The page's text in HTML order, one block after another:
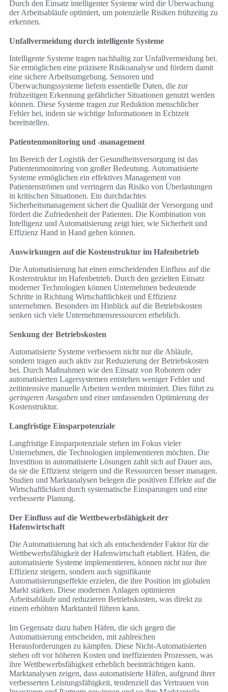
Durch den Einsatz intelligenter Systeme wird die Überwachung
der Arbeitsabläufe optimiert, um potenzielle Risiken frühzeitig zu
erkennen.
Unfallvermeidung durch intelligente Systeme
Intelligente Systeme tragen nachhaltig zur Unfallvermeidung bei.
Sie ermöglichen eine präzisere Risikoanalyse und fördern damit
eine sichere Arbeitsumgebung. Sensoren und
Überwachungssysteme liefern essentielle Daten, die zur
frühzeitigen Erkennung gefährlicher Situationen genutzt werden
können. Diese Systeme tragen zur Reduktion menschlicher
Fehler bei, indem sie wichtige Informationen in Echtzeit
bereitstellen.
Patientenmonitoring und -management
Im Bereich der Logistik der Gesundheitsversorgung ist das
Patientenmonitoring von großer Bedeutung. Automatisierte
Systeme ermöglichen ein effektives Management von
Patientenströmen und verringern das Risiko von Überlastungen
in kritischen Situationen. Ein durchdachtes
Sicherheitsmanagement sichert die Qualität der Versorgung und
fördert die Zufriedenheit der Patienten. Die Kombination von
Intelligenz und Automatisierung zeigt hier, wie Sicherheit und
Effizienz Hand in Hand gehen können.
Auswirkungen auf die Kostenstruktur im Hafenbetrieb
Die Automatisierung hat einen entscheidenden Einfluss auf die
Kostenstruktur im Hafenbetrieb. Durch den gezielten Einsatz
moderner Technologien können Unternehmen bedeutende
Schritte in Richtung Wirtschaftlichkeit und Effizienz
unternehmen. Besonders im Hinblick auf die Betriebskosten
senken sich viele Unternehmensressourcen erheblich.
Senkung der Betriebskosten
Automatisierte Systeme verbessern nicht nur die Abläufe,
sondern tragen auch aktiv zur Reduzierung der Betriebskosten
bei. Durch Maßnahmen wie den Einsatz von Robotern oder
automatisierten Lagersystemen entstehen weniger Fehler und
zeitintensive manuelle Arbeiten werden minimiert. Dies führt zu
geringeren Ausgaben und einer umfassenden Optimierung der
Kostenstruktur.
Langfristige Einsparpotenziale
Langfristige Einsparpotenziale stehen im Fokus vieler
Unternehmen, die Technologien implementieren möchten. Die
Investition in automatisierte Lösungen zahlt sich auf Dauer aus,
da sie die Effizienz steigern und die Ressourcen besser managen.
Studien und Marktanalysen belegen die positiven Effekte auf die
Wirtschaftlichkeit durch systematische Einsparungen und eine
verbesserte Planung.
Der Einfluss auf die Wettbewerbsfähigkeit der
Hafenwirtschaft
Die Automatisierung hat sich als entscheidender Faktor für die
Wettbewerbsfähigkeit der Hafenwirtschaft etabliert. Häfen, die
automatisierte Systeme implementieren, können nicht nur ihre
Effizienz steigern, sondern auch signifikante
Automatisierungseffekte erzielen, die ihre Position im globalen
Markt stärken. Diese modernen Anlagen optimieren
Arbeitsabläufe und reduzieren Betriebskosten, was direkt zu
einem erhöhten Marktanteil führen kann.
Im Gegensatz dazu haben Häfen, die sich gegen die
Automatisierung entscheiden, mit zahlreichen
Herausforderungen zu kämpfen. Diese Nicht-Automatisierten
stehen oft vor höheren Kosten und ineffizienten Prozessen, was
ihre Wettbewerbsfähigkeit erheblich beeinträchtigen kann.
Marktanalysen zeigen, dass automatisierte Häfen, aufgrund ihrer
verbesserten Leistungsfähigkeit, tendenziell das Vertrauen von